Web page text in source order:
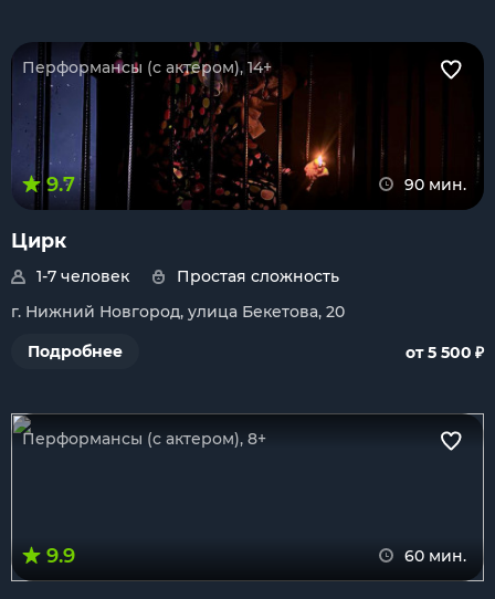
Перформансы (с актером), 14+
9.7 90 мин.
Цирк
1-7 человек
Простая сложность
г. Нижний Новгород, улица Бекетова, 20
Подробнее
от 5 500 ₽
Перформансы (с актером), 8+
9.9 60 мин.